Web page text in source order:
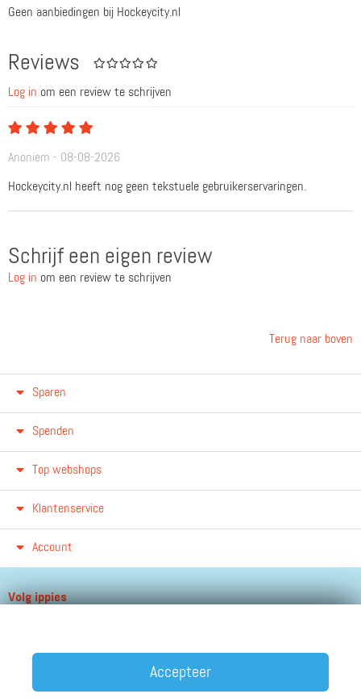
Geen aanbiedingen bij Hockeycity.nl
Reviews
Log in om een review te schrijven
Anoniem - 08-08-2026
Hockeycity.nl heeft nog geen tekstuele gebruikerservaringen.
Schrijf een eigen review
Log in om een review te schrijven
Terug naar boven
Sparen
Spenden
Top webshops
Klantenservice
Account
Volg ippies
Accepteer